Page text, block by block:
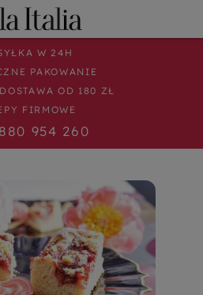
W 24H
PAKOWANIE
OD 180 ZŁ
FIRMOWE
954 260